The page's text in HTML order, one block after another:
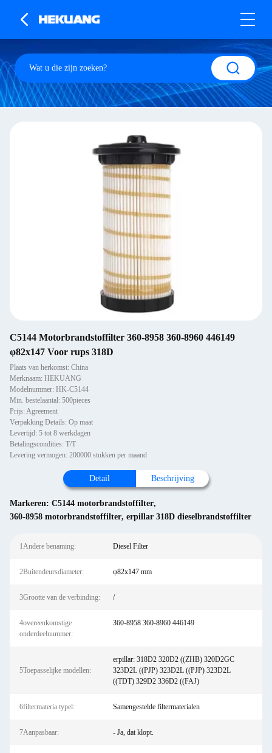
C5144 Motorbrandstoffilter 360-8958 360-8960 446149
φ82x147 Voor rups 318D
Plaats van herkomst: China
Merknaam: HEKUANG
Modelnummer: HK-C5144
Min. bestelaantal: 500pieces
Prijs: Agreement
Verpakking Details: Op maat
Levertijd: 5 tot 8 werkdagen
Betalingscondities: T/T
Levering vermogen: 200000 stukken per maand
Detail Beschrijving
Markeren: C5144 motorbrandstoffilter,
360-8958 motorbrandstoffilter, erpillar 318D dieselbrandstoffilter
1Andere benaming: Diesel Filter
2Buitendeursdiameter: φ82x147 mm
3Grootte van de verbinding: /
4overeenkomstige
onderdeelnummer:
360-8958 360-8960 446149
5Toepasselijke modellen:
erpillar: 318D2 320D2 ((ZHB) 320D2GC
323D2L ((PJP) 323D2L ((PJP) 323D2L
((TDT) 329D2 336D2 ((FAJ)
6filtermateria typel: Samengestelde filtermaterialen
7Aanpasbaar: - Ja, dat klopt.